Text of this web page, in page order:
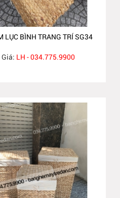
LỤC BÌNH TRANG TRÍ SG34
Giá: LH - 034.775.9900